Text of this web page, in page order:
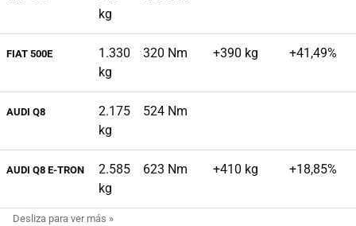
kg
FIAT 500E
1.330
kg
320 Nm +390 kg +41,49%
AUDI Q8
2.175
kg
524 Nm
AUDI Q8 E-TRON
2.585
kg
623 Nm +410 kg +18,85%